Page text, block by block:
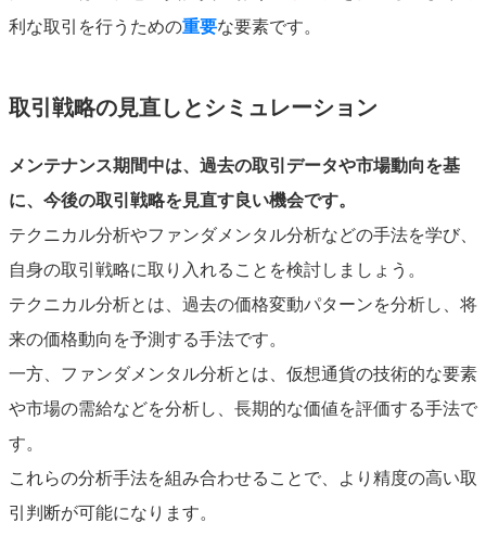
利な取引を行うための重要な要素です。
取引戦略の見直しとシミュレーション
メンテナンス期間中は、過去の取引データや市場動向を基
に、今後の取引戦略を見直す良い機会です。
テクニカル分析やファンダメンタル分析などの手法を学び、
自身の取引戦略に取り入れることを検討しましょう。
テクニカル分析とは、過去の価格変動パターンを分析し、将
来の価格動向を予測する手法です。
一方、ファンダメンタル分析とは、仮想通貨の技術的な要素
や市場の需給などを分析し、長期的な価値を評価する手法で
す。
これらの分析手法を組み合わせることで、より精度の高い取
引判断が可能になります。